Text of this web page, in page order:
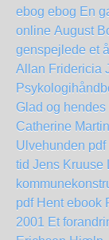
ebog ebog En
online August
genspejlede et
Allan Fridericia
Glad og
Catherine Martin
Ulvehunden
tid Jens
pdf Hent ebook
2001 Et